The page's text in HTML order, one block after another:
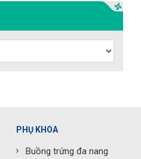
PHỤ KHOA
Buồng trứng đa nang